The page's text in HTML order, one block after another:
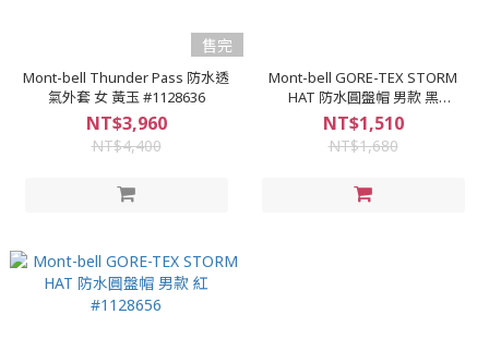
售完
Mont-bell Thunder Pass 防水透
氣外套 女 黃玉 #1128636
NT$3,960
NT$4,400
Mont-bell GORE-TEX STORM
HAT 防水圓盤帽 男款 黑
#1128656
NT$1,510
NT$1,680